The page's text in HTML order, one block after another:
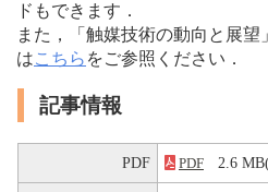
ドもできます．
また，「触媒技術の動向と展
はこちら をご参照ください．
記事情報
PDF PDF 2.6